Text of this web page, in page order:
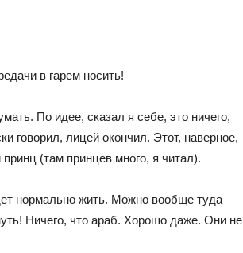
в гарем носить!
По идее, сказал я себе, это ничего,
говорил, лицей окончил. Этот, наверное,
(там принцев много, я читал).
нормально жить. Можно вообще туда
Ничего, что араб. Хорошо даже. Они не